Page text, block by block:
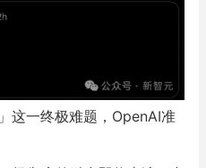
这一终极难题，OpenAI准